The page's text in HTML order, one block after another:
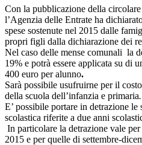
Con la pubblicazione della
l’Agenzia delle Entrate ha
spese sostenute nel 2015 dalle
propri figli dalla dichiarazione dei
Nel caso delle mense comunali la
19% e potrà essere applicata su di
400 euro per alunno.
Sarà possibile usufruirne per il
della scuola dell’infanzia e primaria.
E’ possibile portare in detrazione le
scolastica riferite a due anni
In particolare la detrazione vale
2015 e per quelle di settembre-